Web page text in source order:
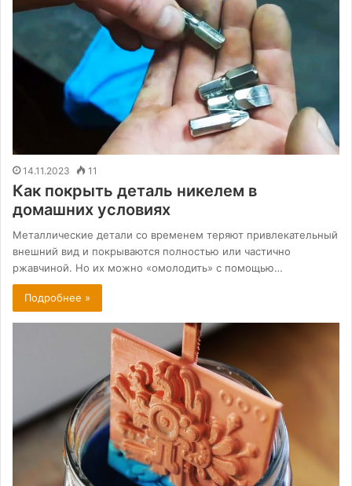
14.11.2023 11
Как покрыть деталь никелем в
домашних условиях
Металлические детали со временем теряют привлекательный
внешний вид и покрываются полностью или частично
ржавчиной. Но их можно «омолодить» с помощью…
Подробнее »